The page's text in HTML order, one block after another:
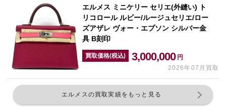
エルメス ミニケリー セリエ(外縫い) ト
リコロール ルビー/ルージュセリエ/ロー
ズアザレ ヴォー・エプソン シルバー金
具 B刻印
買取価格(税込) 3,000,000 円
2026年07月買取
エルメスの買取実績をもっと見る